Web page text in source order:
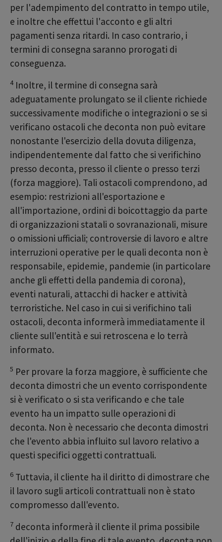
per l'adempimento del contratto in tempo utile,
e inoltre che effettui l'acconto e gli altri
pagamenti senza ritardi. In caso contrario, i
termini di consegna saranno prorogati di
conseguenza.
4Inoltre, il termine di consegna sarà
adeguatamente prolungato se il cliente richiede
successivamente modifiche o integrazioni o se si
verificano ostacoli che deconta non può evitare
nonostante l'esercizio della dovuta diligenza,
indipendentemente dal fatto che si verifichino
presso deconta, presso il cliente o presso terzi
(forza maggiore). Tali ostacoli comprendono, ad
esempio: restrizioni all'esportazione e
all'importazione, ordini di boicottaggio da parte
di organizzazioni statali o sovranazionali, misure
o omissioni ufficiali; controversie di lavoro e altre
interruzioni operative per le quali deconta non è
responsabile, epidemie, pandemie (in particolare
anche gli effetti della pandemia di corona),
eventi naturali, attacchi di hacker e attività
terroristiche. Nel caso in cui si verifichino tali
ostacoli, deconta informerà immediatamente il
cliente sull'entità e sui retroscena e lo terrà
informato.
5 Per provare la forza maggiore, è sufficiente che
deconta dimostri che un evento corrispondente
si è verificato o si sta verificando e che tale
evento ha un impatto sulle operazioni di
deconta. Non è necessario che deconta dimostri
che l'evento abbia influito sul lavoro relativo a
questi specifici oggetti contrattuali.
6 Tuttavia, il cliente ha il diritto di dimostrare che
il lavoro sugli articoli contrattuali non è stato
compromesso dall'evento.
7 deconta informerà il cliente il prima possibile